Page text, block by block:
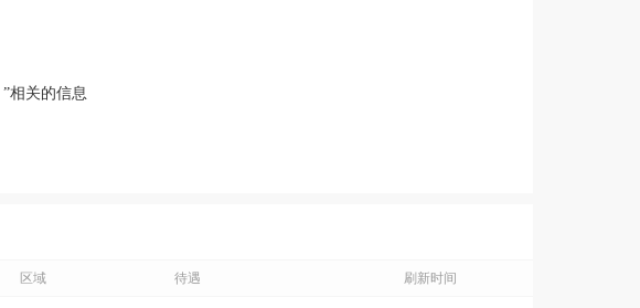
”相关的信息
区域 待遇 刷新时间